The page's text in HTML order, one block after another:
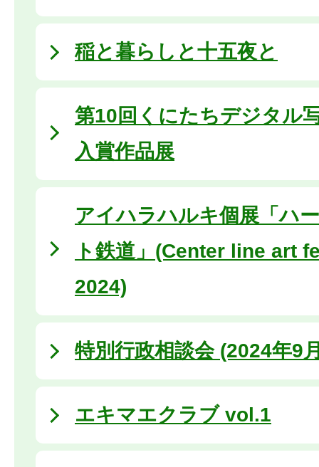
稲と暮らしと十五夜と
第10回くにたちデジタル
入賞作品展
アイハラハルキ個展「ハ
ト鉄道」(Center line art
2024)
特別行政相談会 (2024年9
エキマエクラブ vol.1